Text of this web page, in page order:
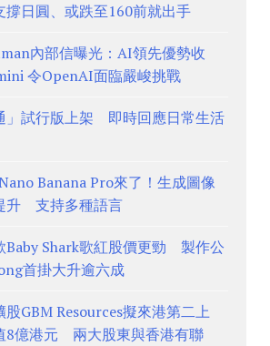
撐日圓、或跌至160前就出手
內部信曝光：AI領先優勢收
令OpenAI面臨嚴峻挑戰
」試行版上架 即時回應日常生活
Banana Pro來了！生成圖像
升 支持多種語言
Baby Shark歌紅股價更勁 製作公
首掛大升逾六成
股GBM Resources擬來港第二上
8億港元 兩大股東與香港有聯